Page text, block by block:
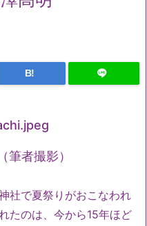
B!
筆者撮影）
社で夏祭りがおこなわれ
たのは、今から15年ほど